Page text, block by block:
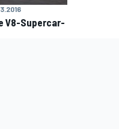
V8-Supercar-